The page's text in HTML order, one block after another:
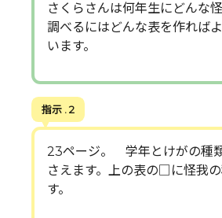
さくらさんは何年生にどんな
調べるにはどんな表を作れば
います。
指示 . 2
23ページ。 学年とけがの種
さえます。上の表の□に怪我
す。